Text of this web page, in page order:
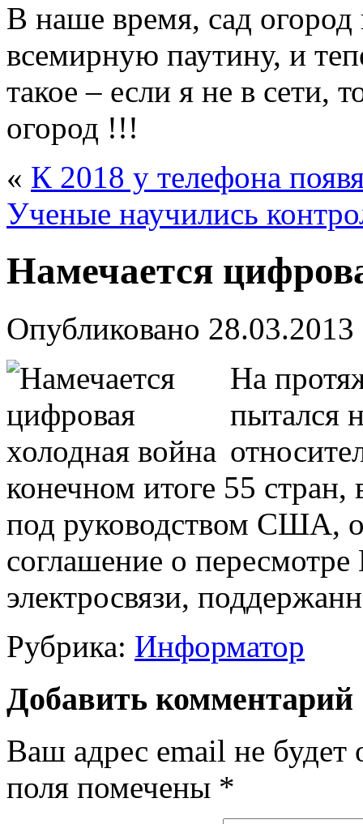
В наше время, сад огород
всемирную паутину, и
такое – если я не в сети,
огород !!!
« К 2018 у телефона
Ученые научились
Намечается
Опубликовано 28.03.2013
На
пытался
конечном итоге 55
под руководством США,
соглашение о
электросвязи,
Рубрика: Информатор
Добавить комментарий
Ваш адрес email не будет
поля помечены *